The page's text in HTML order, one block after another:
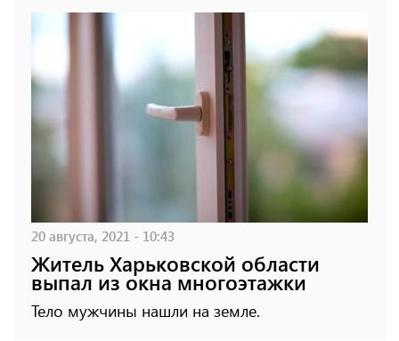
20 августа, 2021 - 10:43
Житель Харьковской области
выпал из окна многоэтажки
Тело мужчины нашли на земле.